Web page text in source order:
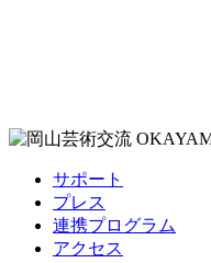
サポート
プレス
連携プログラム
アクセス